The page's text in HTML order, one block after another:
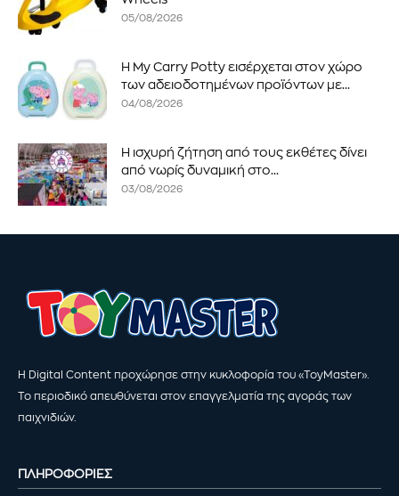
05/08/2026
Η My Carry Potty εισέρχεται στον χώρο
των αδειοδοτημένων προϊόντων με...
04/08/2026
Η ισχυρή ζήτηση από τους εκθέτες δίνει
από νωρίς δυναμική στο...
03/08/2026
Η Digital Content προχώρησε στην κυκλοφορία του «ToyMaster».
Το περιοδικό απευθύνεται στον επαγγελματία της αγοράς των
παιχνιδιών.
ΠΛΗΡΟΦΟΡΙΕΣ